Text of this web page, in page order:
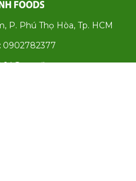
P. Phú Thọ Hòa, Tp. HCM
0902782377